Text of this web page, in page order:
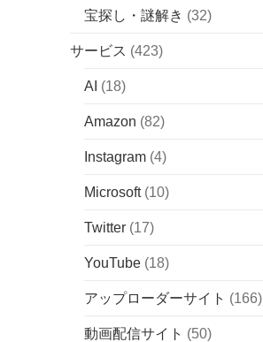
宝探し・謎解き (32)
サービス (423)
AI (18)
Amazon (82)
Instagram (4)
Microsoft(10)
Twitter (17)
YouTube (18)
アップローダーサイト (166)
動画配信サイト (50)